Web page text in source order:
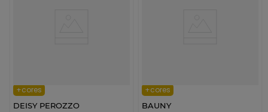
+cores
DEISY PEROZZO
+cores
BAUNY